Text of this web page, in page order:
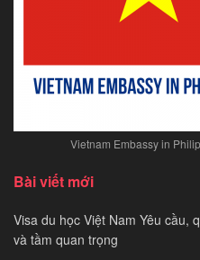
Vietnam Embassy in
Bài viết mới
Visa du học Việt Nam Yêu cầu,
và tầm quan trọng